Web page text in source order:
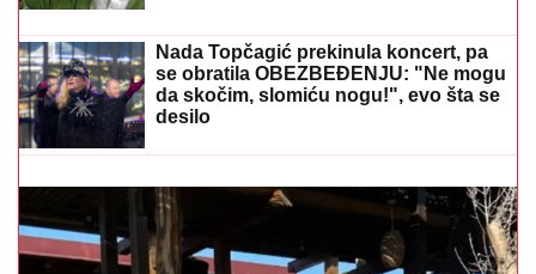
POSTAVLJEN NA BITNU FUNKCIJU
Evo koliko se čuveni Mića Janković
promenio za sve ove godine